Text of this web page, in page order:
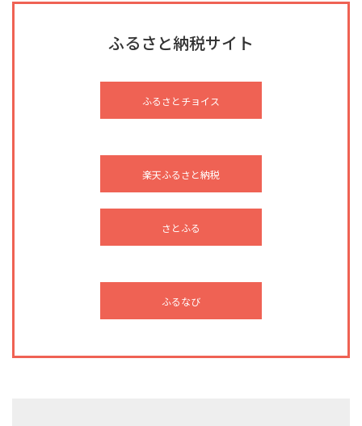
ふるさと納税サイト
ふるさとチョイス
楽天ふるさと納税
さとふる
ふるなび